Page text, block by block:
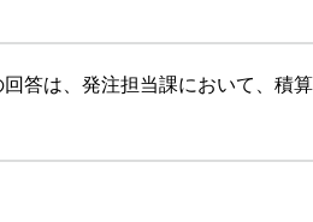
答は、発注担当課において、積